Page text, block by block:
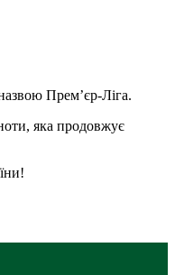
Прем’єр-Ліга.
яка продовжує